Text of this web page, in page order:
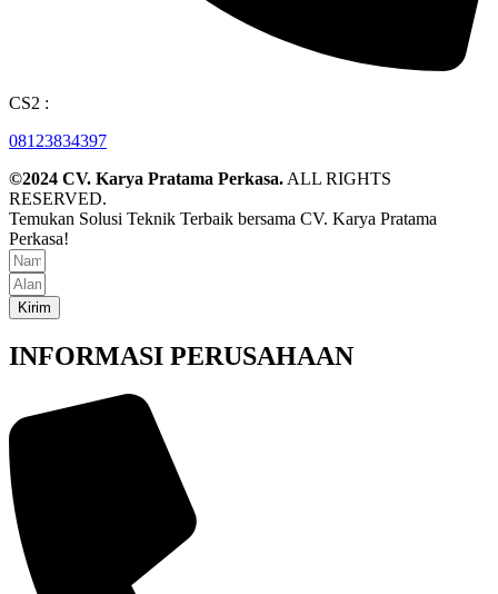
CS2 :
08123834397
©2024 CV. Karya Pratama Perkasa. ALL RIGHTS
RESERVED.
Temukan Solusi Teknik Terbaik bersama CV. Karya Pratama
Perkasa!
Kirim
INFORMASI PERUSAHAAN